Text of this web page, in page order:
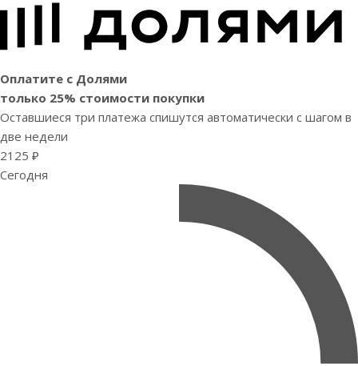
Оплатите с Долями
только 25% стоимости покупки
Оставшиеся три платежа спишутся автоматически с шагом в
две недели
2125 ₽
Сегодня